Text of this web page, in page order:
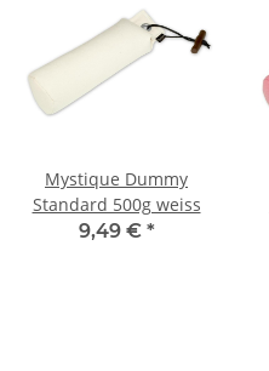
Mystique Dummy
Standard 500g weiss
9,49 € *